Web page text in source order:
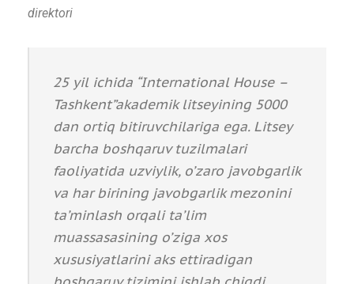
direktori
25 yil ichida “International House –
Tashkent”akademik litseyining 5000
dan ortiq bitiruvchilariga ega. Litsey
barcha boshqaruv tuzilmalari
faoliyatida uzviylik, o’zaro javobgarlik
va har birining javobgarlik mezonini
ta’minlash orqali ta’lim
muassasasining o’ziga xos
xususiyatlarini aks ettiradigan